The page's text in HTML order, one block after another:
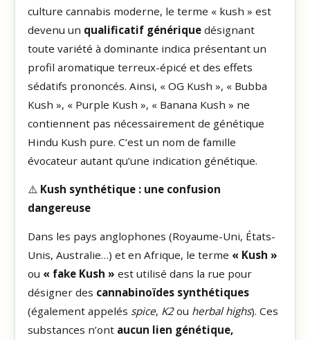
culture cannabis moderne, le terme « kush » est
devenu un qualificatif génériquedésignant
toute variété à dominante indica présentant un
profil aromatique terreux-épicé et des effets
sédatifs prononcés. Ainsi, « OG Kush », « Bubba
Kush », « Purple Kush », « Banana Kush » ne
contiennent pas nécessairement de génétique
Hindu Kush pure. C’est un nom de famille
évocateur autant qu’une indication génétique.
⚠️ Kush synthétique : une confusion
dangereuse
Dans les pays anglophones (Royaume-Uni, États-
Unis, Australie…) et en Afrique, le terme « Kush »
ou « fake Kush » est utilisé dans la rue pour
désigner des cannabinoïdes synthétiques
(également appelés spice, K2ou herbal highs). Ces
substances n’ont aucun lien génétique,